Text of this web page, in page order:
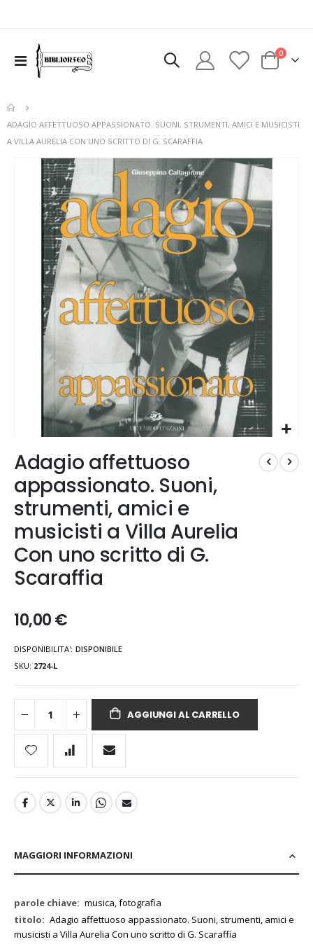
Toggle
Nav
Cart
0elementi
ADAGIO AFFETTUOSO APPASSIONATO. SUONI, STRUMENTI, AMICI E MUSICISTI
A VILLA AURELIA CON UNO SCRITTO DI G. SCARAFFIA
galleria
immagini
all'inizio
della
galleria
di
immagini
Adagio affettuoso
appassionato. Suoni,
strumenti, amici e
musicisti a Villa Aurelia
Con uno scritto di G.
Scaraffia
10,00 €
DISPONIBILITA': DISPONIBILE
SKU 2724-L
AGGIUNGI AL CARRELLO
MAGGIORI INFORMAZIONI
Maggiori
Informazioni
musica, fotografia
Adagio affettuoso appassionato. Suoni, strumenti, amici e
musicisti a Villa Aurelia Con uno scritto di G. Scaraffia